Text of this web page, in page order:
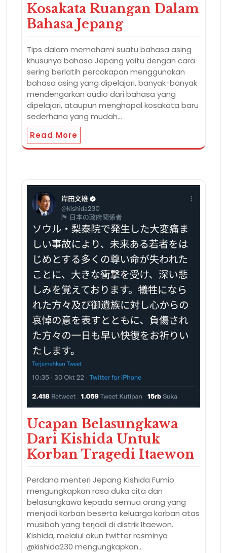
Kosakata Ruangan Dalam
Bahasa Jepang
Tips dalam memahami suatu bahasa asing
khusunya bahasa Jepang yaitu dengan cara
sering berlatih percakapan menggunakan
bahasa asing yang dipelajari, banyak-banyak
mendengarkan audio dari bahasa yang
dipelajari, ataupun menghapal kosakata baru
sederhana yang mudah…
Read More
Ucapan Belasungkawa
Dari Kishida Untuk
Korban Tragedi Itaewon
Perdana menteri Jepang Kishida Fumio
mengungkapkan rasa duka cita dan
belasungkawa kepada semua orang yang
menjadi korban beserta keluarga korban atas
musibah yang terjadi di distrik Itaewon.
Kishida, melalui akun twitter resminya
@kishida230 mengungkapkan…